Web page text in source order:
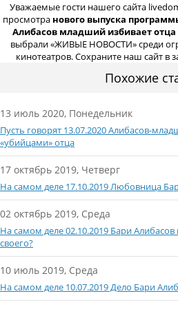
Уважаемые гости нашего сайта
просмотра нового выпуска
Алибасов младший избивает отца
выбрали «ЖИВЫЕ НОВОСТИ» среди
кинотеатров. Сохраните наш сайт в
Похожие
13 июль 2020, Понедельник
Пусть говорят 13.07.2020 Алибасов-
«убийцами» отца
17 октябрь 2019, Четверг
На самом деле 17.10.2019 Любовница
02 октябрь 2019, Среда
На самом деле 02.10.2019 Бари
своего?
10 июль 2019, Среда
На самом деле 10.07.2019 Дело Бари